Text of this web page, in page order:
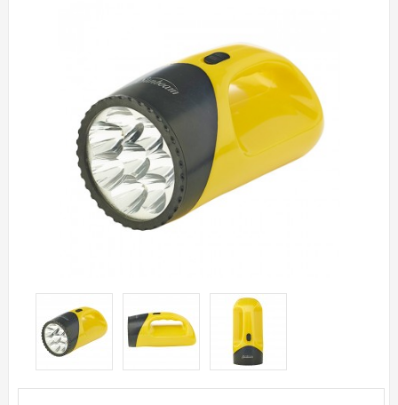
INTERIOR
EXTERIOR
LÁMPARAS SOLARES
LUCES DE CAMINO
INCANDESCENTE
VELADORES